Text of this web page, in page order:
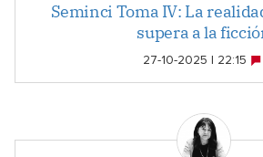
Seminci Toma IV: La
supera a la
27-10-2025 | 22:15